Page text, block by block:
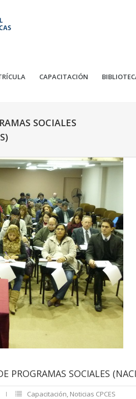
CAPACITACIÓN
SOCIALES
PROGRAMAS SOCIALES
Capacitación, Noticias CPCES